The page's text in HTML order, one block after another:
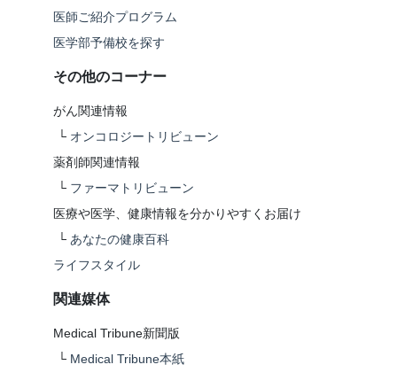
医師ご紹介プログラム
医学部予備校を探す
その他のコーナー
がん関連情報
└ オンコロジートリビューン
薬剤師関連情報
└ ファーマトリビューン
医療や医学、健康情報を分かりやすくお届け
└ あなたの健康百科
ライフスタイル
関連媒体
Medical Tribune新聞版
└ Medical Tribune本紙